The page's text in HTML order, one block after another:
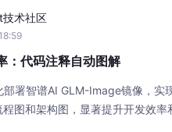
术社区
：代码注释自动图解
署智谱AI GLM-Image镜像，实
图和架构图，显著提升开发效